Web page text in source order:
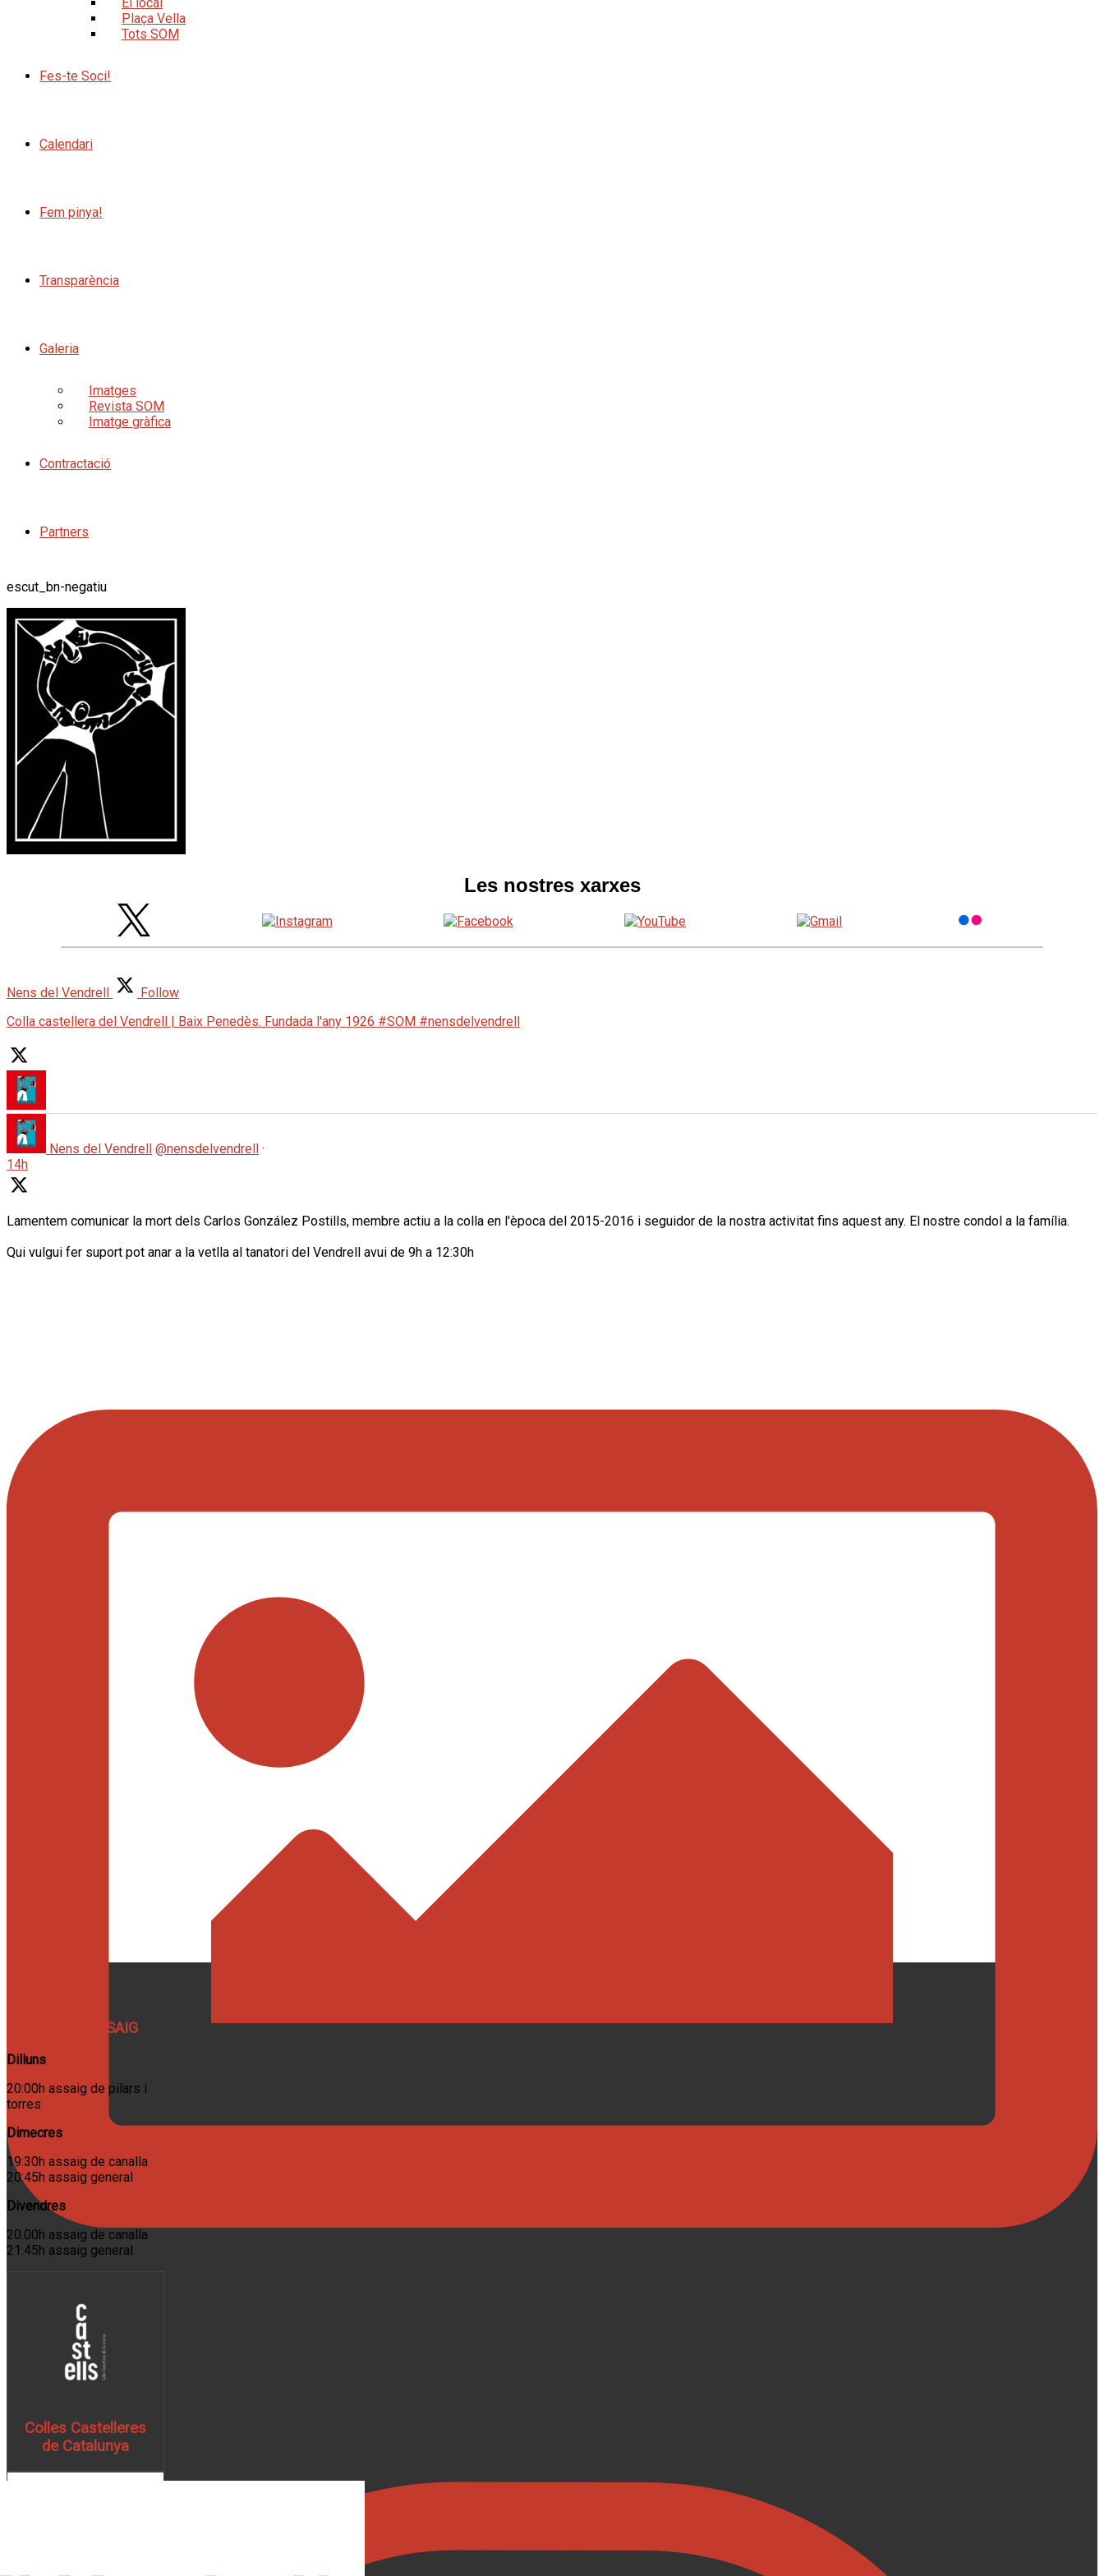
Plaça Vella
Tots SOM
Fes-te Soci!
Calendari
Fem pinya!
Transparència
Galeria
Imatges
Revista SOM
Imatge gràfica
Contractació
Partners
escut_bn-negatiu
Les nostres xarxes
Nens del Vendrell
Follow
Colla castellera del Vendrell | Baix Penedès. Fundada l'any 1926 #SOM #nensdelvendrell
Nens del Vendrell @nensdelvendrell ·
14h
Lamentem comunicar la mort dels Carlos González Postills, membre actiu a la colla en l'època del 2015-2016 i seguidor de la nostra activitat fins aquest any. El nostre condol a la família.
Qui vulgui fer suport pot anar a la vetlla al tanatori del Vendrell avui de 9h a 12:30h
HORARIS D'ASSAIG
Dilluns
20:00h assaig de pilars i
torres
Dimecres
19:30h assaig de canalla
20:45h assaig general
Divendres
20.00h assaig de canalla
21:45h assaig general
Colles Castelleres
de Catalunya